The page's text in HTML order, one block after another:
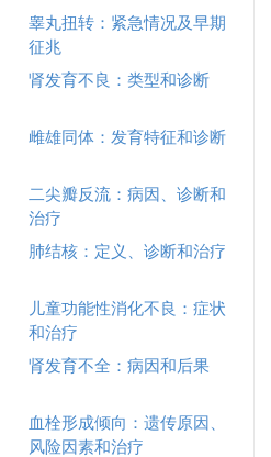
睾丸扭转：紧急情况及早期
征兆
肾发育不良：类型和诊断
雌雄同体：发育特征和诊断
二尖瓣反流：病因、诊断和
治疗
肺结核：定义、诊断和治疗
儿童功能性消化不良：症状
和治疗
肾发育不全：病因和后果
血栓形成倾向：遗传原因、
风险因素和治疗